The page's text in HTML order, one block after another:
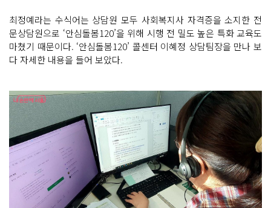
최정예라는 수식어는 상담원 모두 사회복지사 자격증을 소지한 전
문상담원으로 ‘안심돌봄120’을 위해 시행 전 밀도 높은 특화 교육도
마쳤기 때문이다. ‘안심돌봄120’ 콜센터 이혜정 상담팀장을 만나 보
다 자세한 내용을 들어 보았다.